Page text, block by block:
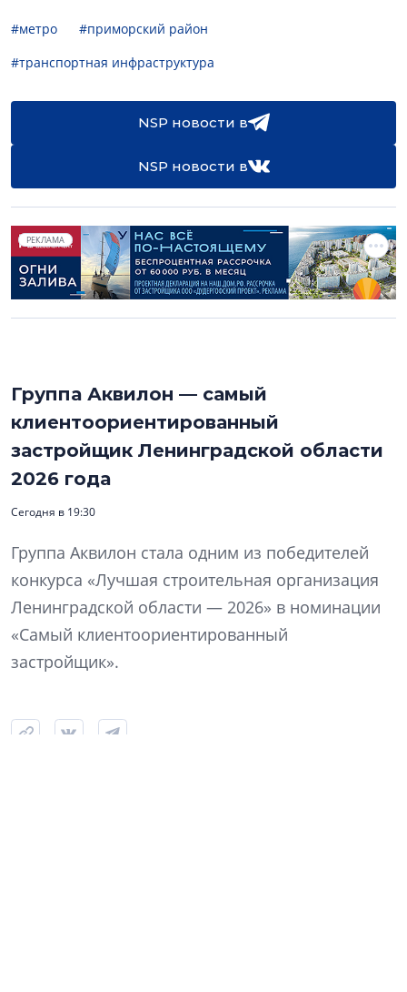
#метро
#приморский район
#транспортная инфраструктура
NSP новости в
NSP новости в
РЕКЛАМА
Группа Аквилон — самый
клиентоориентированный
застройщик Ленинградской области
2026 года
Сегодня в 19:30
Группа Аквилон стала одним из победителей
конкурса «Лучшая строительная организация
Ленинградской области — 2026» в номинации
«Самый клиентоориентированный
застройщик».